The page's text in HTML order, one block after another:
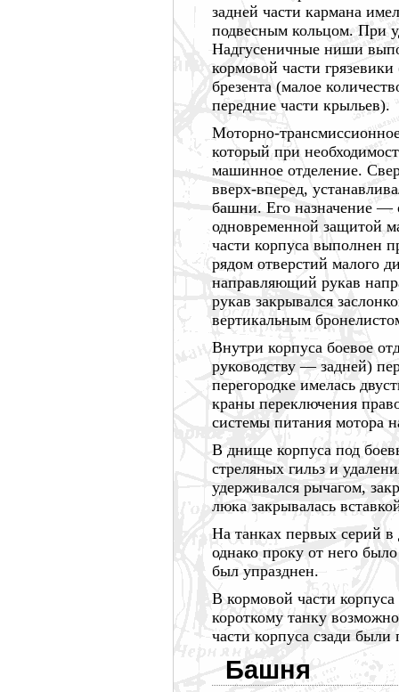
задней части кармана
подвесным кольцом. При
Надгусеничные ниши
кормовой части
брезента (малое
передние части крыльев).
Моторно-
который при
машинное отделение.
вверх-вперед,
башни. Его назначение —
одновременной защитой
части корпуса выполнен
рядом отверстий малого
направляющий рукав
рукав закрывался
вертикальным
Внутри корпуса боевое
руководству —задней)
перегородке имелась
краны переключения
системы питания мотора
В днище корпуса под
стреляных гильз и
удерживался рычагом,
люка закрывалась
На танках первых серий в
однако проку от него
был упразднен.
В кормовой части корпуса
короткому танку
части корпуса сзади
Башня